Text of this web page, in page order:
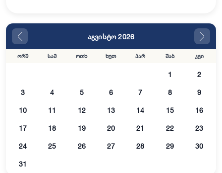
აგვისტო 2026
ორშ სამ ოთხ ხუთ პარ შაბ კვი
1 2
3 4 5 6 7 8 9
10 11 12 13 14 15 16
17 18 19 20 21 22 23
24 25 26 27 28 29 30
31